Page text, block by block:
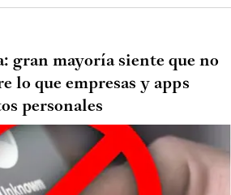
gran mayoría siente que no
lo que empresas y apps
personales